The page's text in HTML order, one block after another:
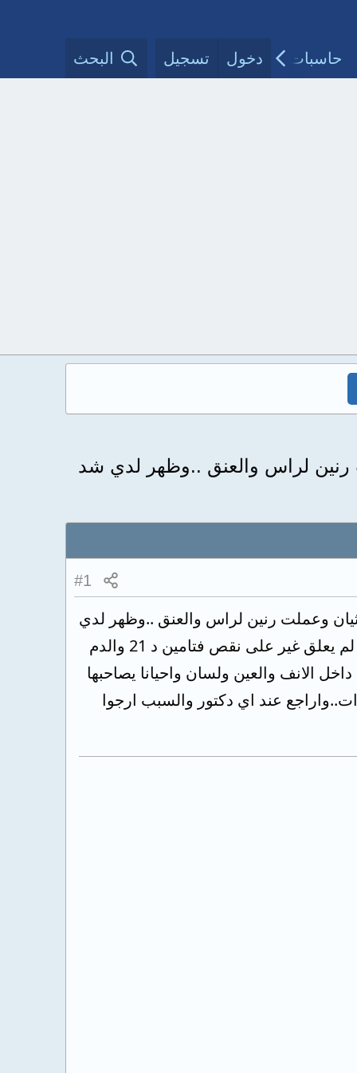
حاسبات طبية مقالات الأطباءدخول تسجيل البحث
رنين لراس والعنق ..وظهر لدي شد
#1
وعملت رنين لراس والعنق ..وظهر لدي
شد عضلي بالرقبه وخشونه بسيطه والراس سليم فقط وتحاليل دم جيده لانه دكتور لم يعلق غير على نقص فتامين د 21 والدم
الانف والعين ولسان واحيانا يصاحبها
عند اي دكتور والسبب ارجوا